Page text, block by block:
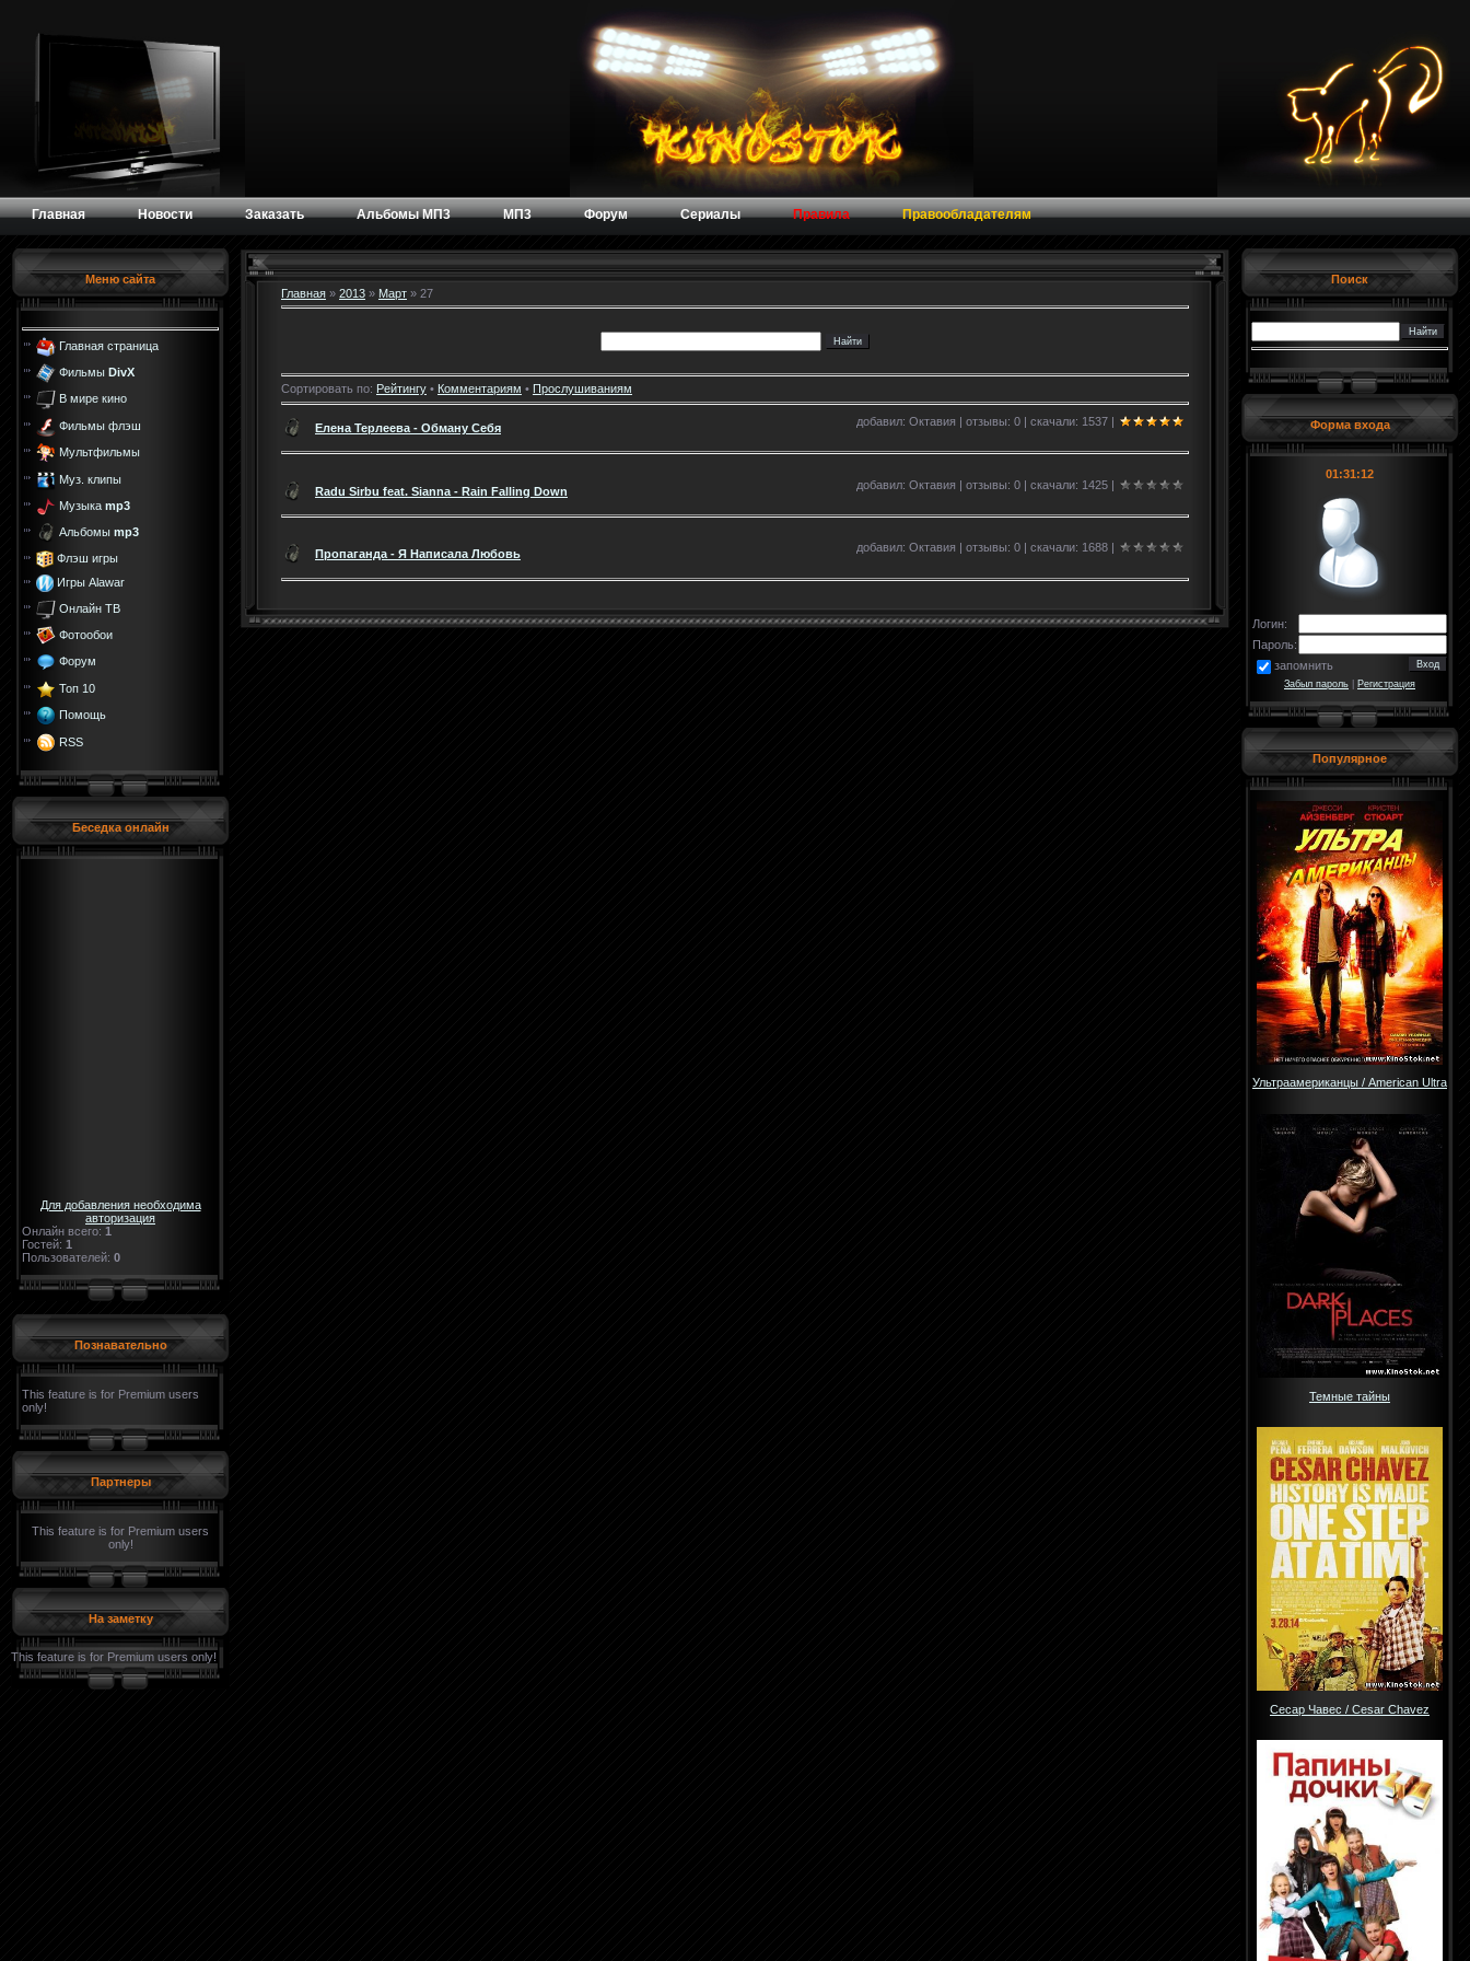
Главная Новости Заказать Альбомы МП3 МП3 Форум Сериалы Правила Правообладателям
Меню сайта
Главная страница
Фильмы DivX
В мире кино
Фильмы флэш
Мультфильмы
Муз. клипы
Музыка mp3
Альбомы mp3
Флэш игры
Игры Alawar
Онлайн ТВ
Фотообои
Форум
Топ 10
Помощь
RSS
Беседка онлайн
Для добавления необходима
авторизация
Онлайн всего: 1
Гостей: 1
Пользователей: 0
Познавательно
This feature is for Premium users
only!
Партнеры
This feature is for Premium users
only!
На заметку
This feature is for Premium users only!
Главная » 2013 » Март » 27
Сортировать по: Рейтингу • Комментариям • Прослушиваниям
Елена Терлеева - Обману Себя добавил: Октавия | отзывы: 0 | скачали: 1537 |
Radu Sirbu feat. Sianna - Rain Falling Down добавил: Октавия | отзывы: 0 | скачали: 1425 |
Пропаганда - Я Написала Любовь добавил: Октавия | отзывы: 0 | скачали: 1688 |
Поиск
Форма входа
01:31:12
Логин:
Пароль:
запомнить
Забыл пароль Регистрация
Популярное
Ультраамериканцы / American Ultra
Темные тайны
Сесар Чавес / Cesar Chavez